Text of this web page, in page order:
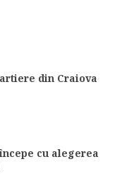
din Craiova
cu alegerea